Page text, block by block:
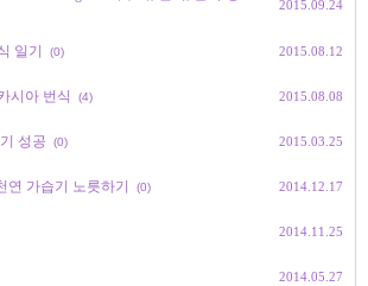
2015.09.24
일기 (0) 2015.08.12
시아 번식 (4) 2015.08.08
성공 (0) 2015.03.25
연 가습기 노릇하기 (0) 2014.12.17
2014.11.25
2014.05.27